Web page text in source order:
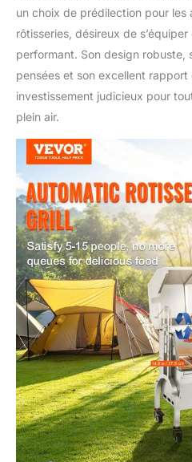
un choix de prédilection pour les
rôtisseries, désireux de
performant. Son design robuste,
pensées et son excellent
investissement judicieux pour
plein air.